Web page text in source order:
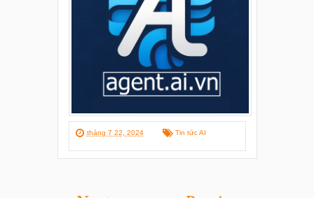
tháng 7 22, 2024 Tin tức AI